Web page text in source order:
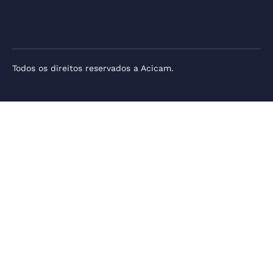
Todos os direitos reservados a Acicam.